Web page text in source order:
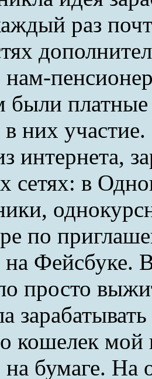
раз
были
них
интернета,
сетях: в
по
на Фейсбуке.
просто
кошелек мой
на бумаге. На